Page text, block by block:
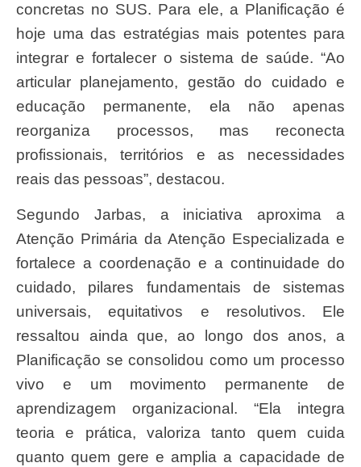
concretas no SUS. Para ele, a Planificação é
hoje uma das estratégias mais potentes para
integrar e fortalecer o sistema de saúde. “Ao
articular planejamento, gestão do cuidado e
educação permanente, ela não apenas
reorganiza processos, mas reconecta
profissionais, territórios e as necessidades
reais das pessoas”, destacou.
Segundo Jarbas, a iniciativa aproxima a
Atenção Primária da Atenção Especializada e
fortalece a coordenação e a continuidade do
cuidado, pilares fundamentais de sistemas
universais, equitativos e resolutivos. Ele
ressaltou ainda que, ao longo dos anos, a
Planificação se consolidou como um processo
vivo e um movimento permanente de
aprendizagem organizacional. “Ela integra
teoria e prática, valoriza tanto quem cuida
quanto quem gere e amplia a capacidade de